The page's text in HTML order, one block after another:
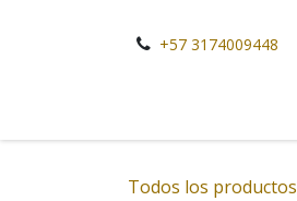
+57 3174009448
Todos los productos